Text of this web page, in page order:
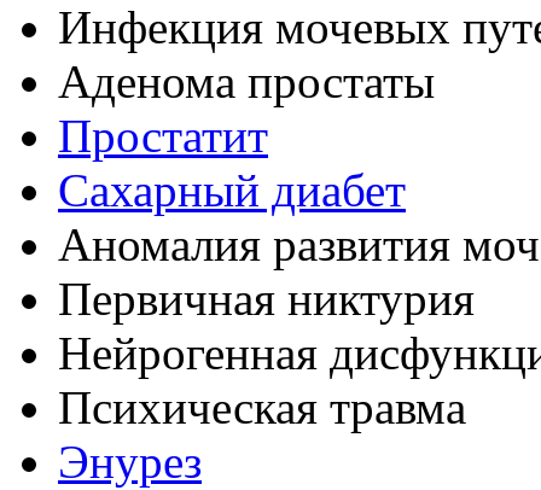
Инфекция мочевых
Аденома простаты
Простатит
Сахарный диабет
Аномалия развития
Первичная никтурия
Нейрогенная
Психическая травма
Энурез